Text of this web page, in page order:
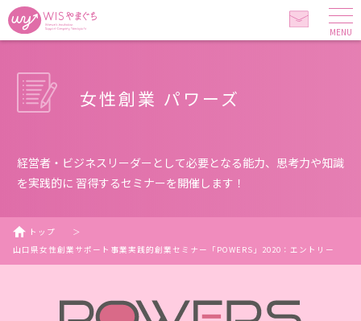
女性創業 パワーズ
経営者・ビジネスリーダーとして必要となる能力、思考力や知識
を実践的に 習得するセミナーを開催します！
トップ
＞
山口県女性創業サポート事業実践的創業セミナー「POWERS」2020：エントリー
MENU